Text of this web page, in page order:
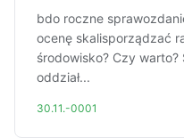
bdo roczne
ocenę skalisporządzać
środowisko? Czy
oddział...
30.11.-0001